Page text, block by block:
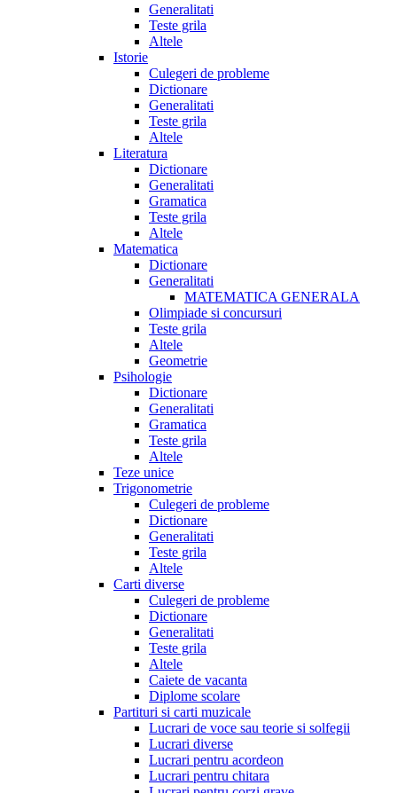
Generalitati
Teste grila
Altele
Istorie
Culegeri de probleme
Dictionare
Generalitati
Teste grila
Altele
Literatura
Dictionare
Generalitati
Gramatica
Teste grila
Altele
Matematica
Dictionare
Generalitati
MATEMATICA GENERALA
Olimpiade si concursuri
Teste grila
Altele
Geometrie
Psihologie
Dictionare
Generalitati
Gramatica
Teste grila
Altele
Teze unice
Trigonometrie
Culegeri de probleme
Dictionare
Generalitati
Teste grila
Altele
Carti diverse
Culegeri de probleme
Dictionare
Generalitati
Teste grila
Altele
Caiete de vacanta
Diplome scolare
Partituri si carti muzicale
Lucrari de voce sau teorie si solfegii
Lucrari diverse
Lucrari pentru acordeon
Lucrari pentru chitara